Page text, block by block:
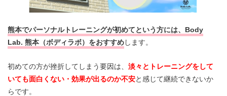
熊本でパーソナルトレーニングが初めてという方には、Body
Lab. 熊本（ボディラボ）をおすすめします。
初めての方が挫折してしまう要因は、 淡々と トレーニングをして
いても面白くない・効果が出るのか不安と感じて継続できないか
らです。